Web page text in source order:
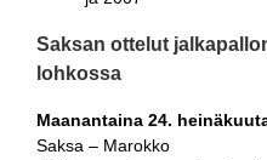
Saksan ottelut
lohkossa
Maanantaina 24.
Saksa – Marokko